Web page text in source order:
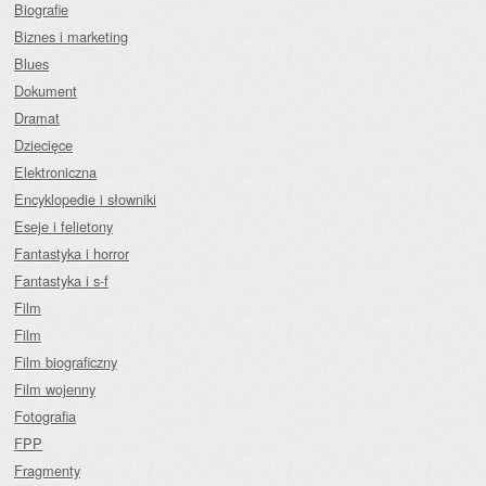
Biografie
Biznes i marketing
Blues
Dokument
Dramat
Dziecięce
Elektroniczna
Encyklopedie i słowniki
Eseje i felietony
Fantastyka i horror
Fantastyka i s-f
Film
Film
Film biograficzny
Film wojenny
Fotografia
FPP
Fragmenty